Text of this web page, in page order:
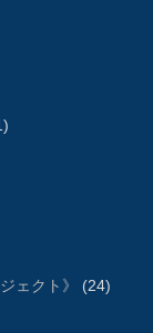
ェクト》
(24)